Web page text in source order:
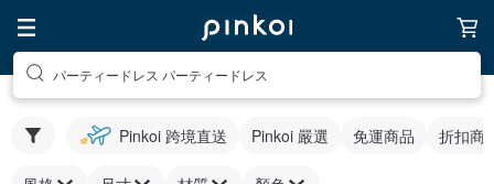
パーティードレス パーティードレス
Pinkoi 跨境直送 Pinkoi 嚴選 免運商品 折扣商